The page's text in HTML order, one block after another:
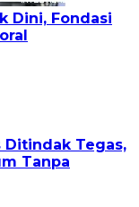
Dini, Fondasi
Ditindak Tegas,
Tanpa